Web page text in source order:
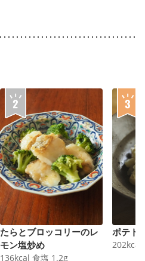
たらとブロッコリーのレ
モン塩炒め
136kcal 食塩 1.2g
ポテト
202kcal